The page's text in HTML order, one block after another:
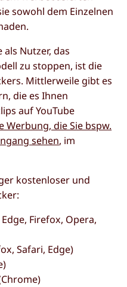
sowohl dem Einzelnen
Nutzer, das
zu stoppen, ist die
Mittlerweile gibt es
die es Ihnen
auf YouTube
Werbung, die Sie bspw.
sehen, im
kostenloser und
Firefox, Opera,
Safari, Edge)